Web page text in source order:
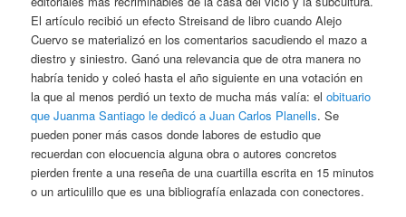
El artículo recibió un efecto Streisand de libro cuando Alejo
Cuervo se materializó en los comentarios sacudiendo el mazo a
diestro y siniestro. Ganó una relevancia que de otra manera no
habría tenido y coleó hasta el año siguiente en una votación en
la que al menos perdió un texto de mucha más valía: elobituario
que Juanma Santiago le dedicó a Juan Carlos Planells. Se
pueden poner más casos donde labores de estudio que
recuerdan con elocuencia alguna obra o autores concretos
pierden frente a una reseña de una cuartilla escrita en 15 minutos
o un articulillo que es una bibliografía enlazada con conectores.